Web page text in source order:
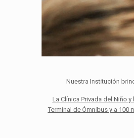
Nuestra Institución
La Clínica Privada del Niño
Terminal de Ómnibus y a 100